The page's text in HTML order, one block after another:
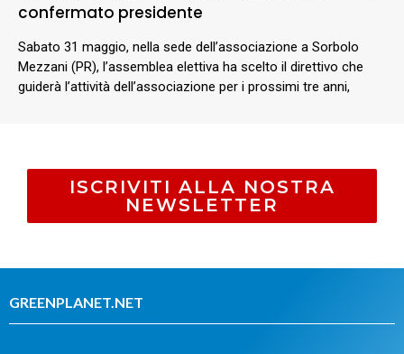
confermato presidente
Sabato 31 maggio, nella sede dell’associazione a Sorbolo
Mezzani (PR), l’assemblea elettiva ha scelto il direttivo che
guiderà l’attività dell’associazione per i prossimi tre anni,
ISCRIVITI ALLA NOSTRA
NEWSLETTER
GREENPLANET.NET